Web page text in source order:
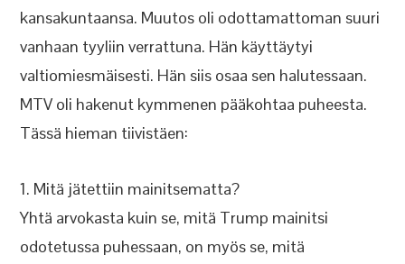
kansakuntaansa. Muutos oli odottamattoman suuri
vanhaan tyyliin verrattuna. Hän käyttäytyi
valtiomiesmäisesti. Hän siis osaa sen halutessaan.
MTV oli hakenut kymmenen pääkohtaa puheesta.
Tässä hieman tiivistäen:
1. Mitä jätettiin mainitsematta?
Yhtä arvokasta kuin se, mitä Trump mainitsi
odotetussa puhessaan, on myös se, mitä